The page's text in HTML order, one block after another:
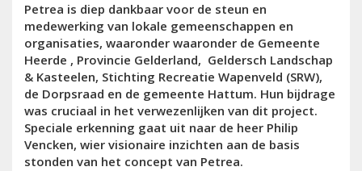
Petrea is diep dankbaar voor de steun en
medewerking van lokale gemeenschappen en
organisaties, waaronder waaronder de Gemeente
Heerde , Provincie Gelderland, Geldersch Landschap
& Kasteelen, Stichting Recreatie Wapenveld (SRW),
de Dorpsraad en de gemeente Hattum. Hun bijdrage
was cruciaal in het verwezenlijken van dit project.
Speciale erkenning gaat uit naar de heer Philip
Vencken, wier visionaire inzichten aan de basis
stonden van het concept van Petrea.